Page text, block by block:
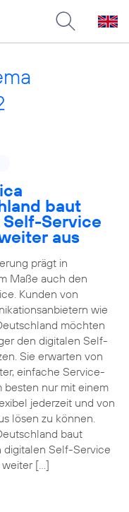
baut
Service
aus
prägt in
Maße auch den
Kunden von
wie
möchten
den digitalen Self-
Sie erwarten von
einfache Service-
besten nur mit einem
jederzeit und von
lösen zu können.
baut
digitalen Self-Service
[…]